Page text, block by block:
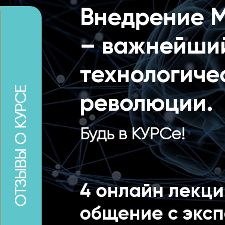
Внедрение
–
революции.
Будь в КУРСе!
4 онлайн
общение с
ОТЗЫВЫ О КУРСЕ